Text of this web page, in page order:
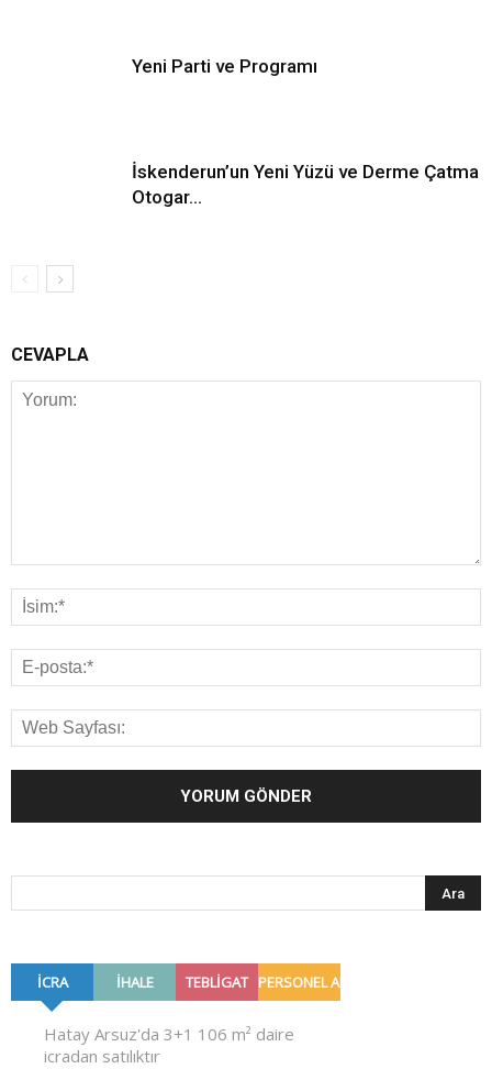
Yeni Parti ve Programı
İskenderun’un Yeni Yüzü ve Derme Çatma
Otogar…
CEVAPLA